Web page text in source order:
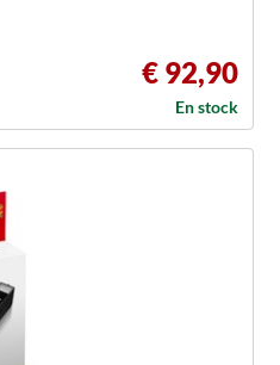
€ 92,90
En stock